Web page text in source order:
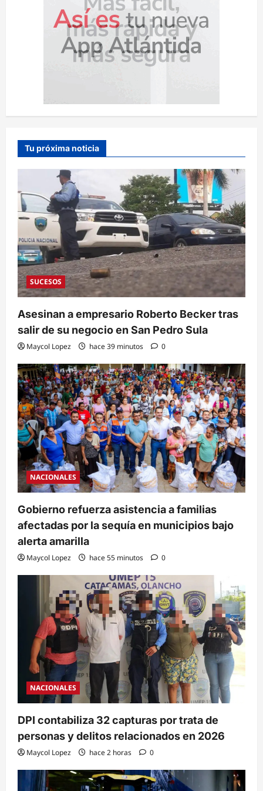
Tu próxima noticia
SUCESOS
Asesinan a empresario Roberto Becker tras
salir de su negocio en San Pedro Sula
Maycol Lopez hace 39 minutos 0
NACIONALES
Gobierno refuerza asistencia a familias
afectadas por la sequía en municipios bajo
alerta amarilla
Maycol Lopez hace 55 minutos 0
NACIONALES
DPI contabiliza 32 capturas por trata de
personas y delitos relacionados en 2026
Maycol Lopez hace 2 horas 0